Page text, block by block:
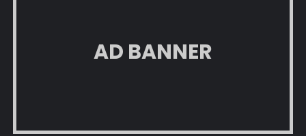
AD BANNER